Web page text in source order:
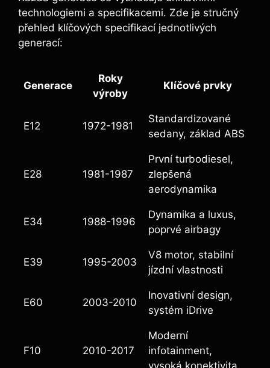
technologiemi a specifikacemi. Zde je stručný
přehled klíčových specifikací jednotlivých
generací:
Generace
Roky
výroby
Klíčové prvky
E12 1972-1981
Standardizované
sedany, základ ⁣ABS
E28 1981-1987
První turbodiesel,
zlepšená
aerodynamika
E34 1988-1996
Dynamika a luxus,
poprvé airbagy
E39 1995-2003
V8 ‍motor, stabilní​
jízdní vlastnosti
E60 2003-2010
Inovativní design,
systém iDrive
F10 2010-2017
Moderní
infotainment,